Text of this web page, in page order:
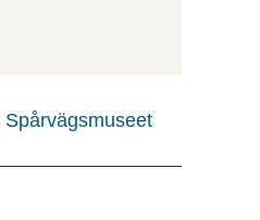
Spårvägsmuseet